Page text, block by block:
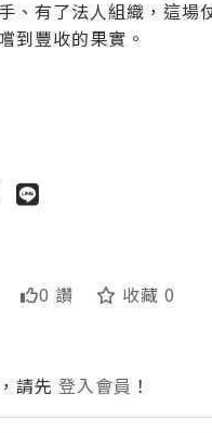
、有了法人組織，這場
到豐收的果實。
0 讚 收藏 0
請先 登入會員 ！